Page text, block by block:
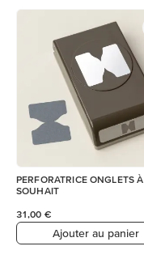
PERFORATRICE ONGLETS À
SOUHAIT
31,00 €
Ajouter au panier